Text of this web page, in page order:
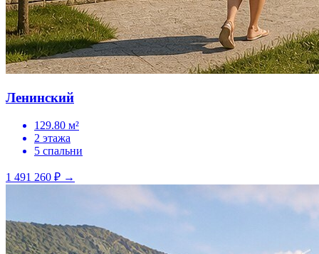
Ленинский
129.80 м²
2 этажа
5 спальни
1 491 260 ₽ →